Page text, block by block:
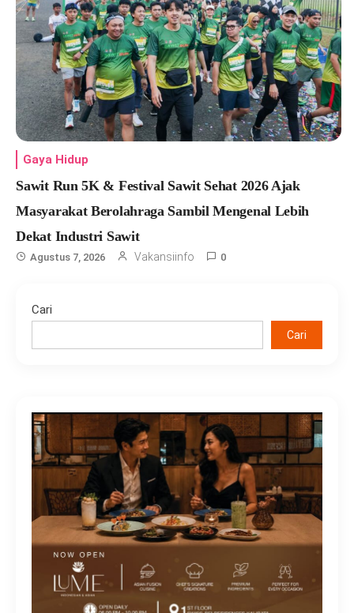
Gaya Hidup
Sawit Run 5K & Festival Sawit Sehat 2026 Ajak
Masyarakat Berolahraga Sambil Mengenal Lebih
Dekat Industri Sawit
Agustus 7, 2026 Vakansiinfo 0
Cari
Cari